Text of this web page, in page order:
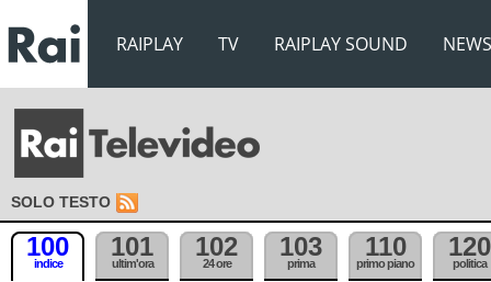
RAIPLAY TV RAIPLAY SOUND NEWS
SOLO TESTO
100
indice
101
ultim'ora
102
24 ore
103
prima
110
primo piano
120
politica